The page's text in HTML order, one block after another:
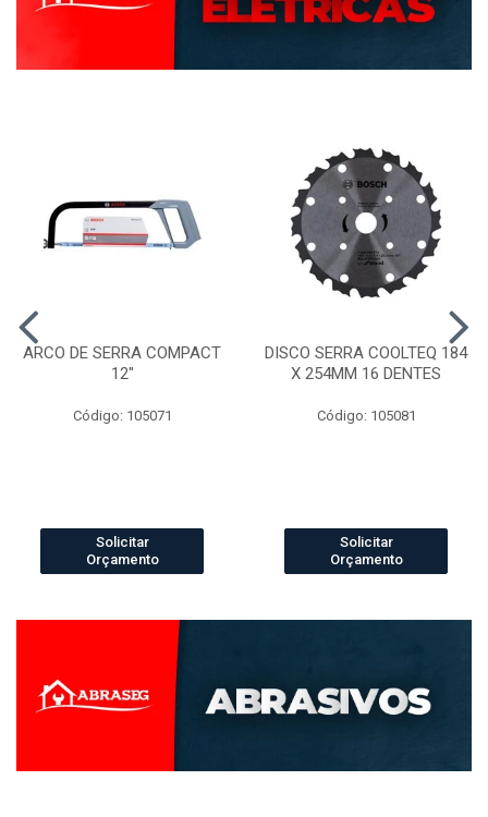
ARCO DE SERRA COMPACT
12"
Código: 105071
Solicitar
Orçamento
DISCO SERRA COOLTEQ 184
X 254MM 16 DENTES
Código: 105081
Solicitar
Orçamento